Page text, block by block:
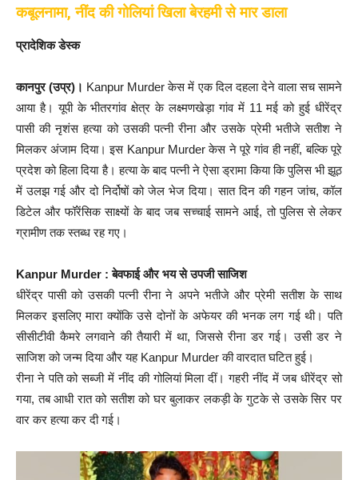
कबूलनामा, नींद की गोलियां खिला बेरहमी से मार डाला
प्रादेशिक डेस्क
कानपुर (उप्र)। Kanpur Murder केस में एक दिल दहला देने वाला सच सामने
आया है। यूपी के भीतरगांव क्षेत्र के लक्ष्मणखेड़ा गांव में 11 मई को हुई धीरेंद्र
पासी की नृशंस हत्या को उसकी पत्नी रीना और उसके प्रेमी भतीजे सतीश ने
मिलकर अंजाम दिया। इस Kanpur Murder केस ने पूरे गांव ही नहीं, बल्कि पूरे
प्रदेश को हिला दिया है। हत्या के बाद पत्नी ने ऐसा ड्रामा किया कि पुलिस भी झूठ
में उलझ गई और दो निर्दोषों को जेल भेज दिया। सात दिन की गहन जांच, कॉल
डिटेल और फॉरेंसिक साक्ष्यों के बाद जब सच्चाई सामने आई, तो पुलिस से लेकर
ग्रामीण तक स्तब्ध रह गए।
Kanpur Murder : बेवफाई और भय से उपजी साजिश
धीरेंद्र पासी को उसकी पत्नी रीना ने अपने भतीजे और प्रेमी सतीश के साथ
मिलकर इसलिए मारा क्योंकि उसे दोनों के अफेयर की भनक लग गई थी। पति
सीसीटीवी कैमरे लगवाने की तैयारी में था, जिससे रीना डर गई। उसी डर ने
साजिश को जन्म दिया और यह Kanpur Murder की वारदात घटित हुई।
रीना ने पति को सब्जी में नींद की गोलियां मिला दीं। गहरी नींद में जब धीरेंद्र सो
गया, तब आधी रात को सतीश को घर बुलाकर लकड़ी के गुटके से उसके सिर पर
वार कर हत्या कर दी गई।